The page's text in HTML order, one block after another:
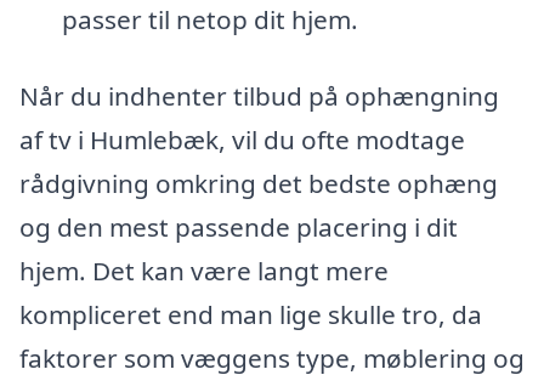
passer til netop dit hjem.
Når du indhenter tilbud på ophængning
af tv i Humlebæk, vil du ofte modtage
rådgivning omkring det bedste ophæng
og den mest passende placering i dit
hjem. Det kan være langt mere
kompliceret end man lige skulle tro, da
faktorer som væggens type, møblering og